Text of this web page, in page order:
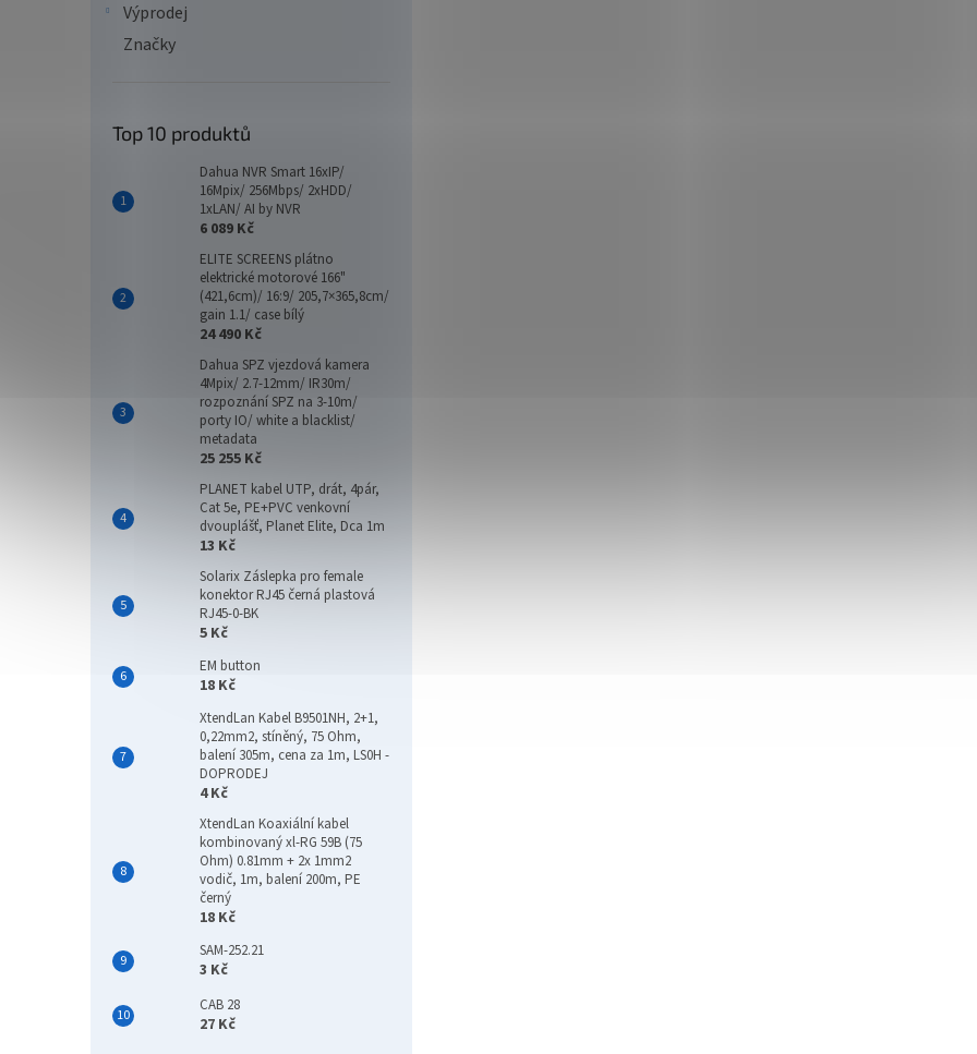
Výprodej
Značky
Top 10 produktů
Dahua NVR Smart 16xIP/
16Mpix/ 256Mbps/ 2xHDD/
1xLAN/ AI by NVR
6 089 Kč
ELITE SCREENS plátno
elektrické motorové 166"
(421,6cm)/ 16:9/ 205,7×365,8cm/
gain 1.1/ case bílý
24 490 Kč
Dahua SPZ vjezdová kamera
4Mpix/ 2.7-12mm/ IR30m/
rozpoznání SPZ na 3-10m/
porty IO/ white a blacklist/
metadata
25 255 Kč
PLANET kabel UTP, drát, 4pár,
Cat 5e, PE+PVC venkovní
dvouplášť, Planet Elite, Dca 1m
13 Kč
Solarix Záslepka pro female
konektor RJ45 černá plastová
RJ45-0-BK
5 Kč
EM button
18 Kč
XtendLan Kabel B9501NH, 2+1,
0,22mm2, stíněný, 75 Ohm,
balení 305m, cena za 1m, LS0H -
DOPRODEJ
4 Kč
XtendLan Koaxiální kabel
kombinovaný xl-RG 59B (75
Ohm) 0.81mm + 2x 1mm2
vodič, 1m, balení 200m, PE
černý
18 Kč
SAM-252.21
3 Kč
CAB 28
27 Kč